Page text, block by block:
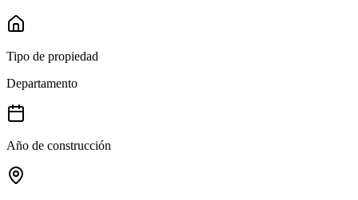
Tipo de propiedad
Departamento
Año de construcción